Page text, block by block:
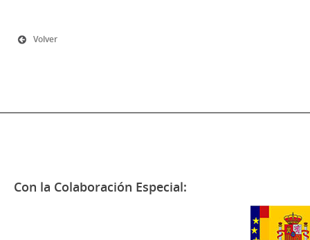
Volver
Con la Colaboración Especial: